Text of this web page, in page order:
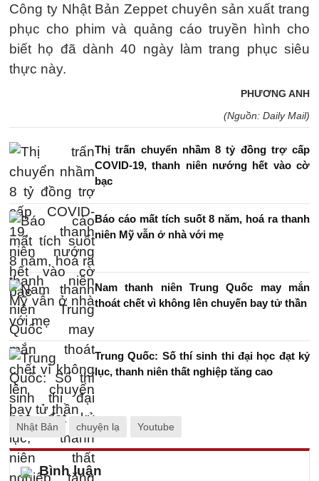
Công ty Nhật Bản Zeppet chuyên sản xuất trang
phục cho phim và quảng cáo truyền hình cho
biết họ đã dành 40 ngày làm trang phục siêu
thực này.
PHƯƠNG ANH
(Nguồn: Daily Mail)
Thị trấn chuyển nhầm 8 tỷ đồng trợ cấp
COVID-19, thanh niên nướng hết vào cờ
bạc
Báo cáo mất tích suốt 8 năm, hoá ra thanh
niên Mỹ vẫn ở nhà với mẹ
Nam thanh niên Trung Quốc may mắn
thoát chết vì không lên chuyến bay tử thần
Trung Quốc: Số thí sinh thi đại học đạt kỷ
lục, thanh niên thất nghiệp tăng cao
Nhật Bản chuyện lạ Youtube
Bình luận